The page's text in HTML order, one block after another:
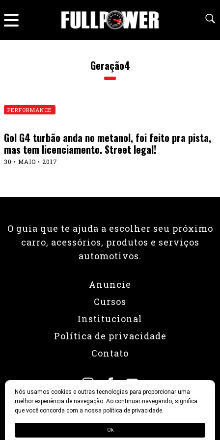
Geração4
PERFORMANCE
Gol G4 turbão anda no metanol, foi feito pra pista,
mas tem licenciamento. Street legal!
30 • MAIO • 2017
O guia que te ajuda a escolher seu próximo
carro, acessórios, produtos e serviços
automotivos.
Anuncie
Cursos
Institucional
Política de privacidade
Contato
Nós usamos cookies e outras tecnologias para proporcionar uma
melhor experiência de navegação. Ao continuar navegando, significa
que você concorda com a nossa política de privacidade.
Ok